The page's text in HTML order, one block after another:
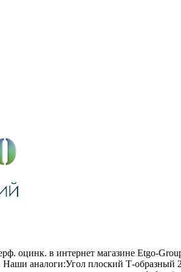
оцинк. в интернет магазине Etgo-
Наши аналоги:Угол плоский Т-